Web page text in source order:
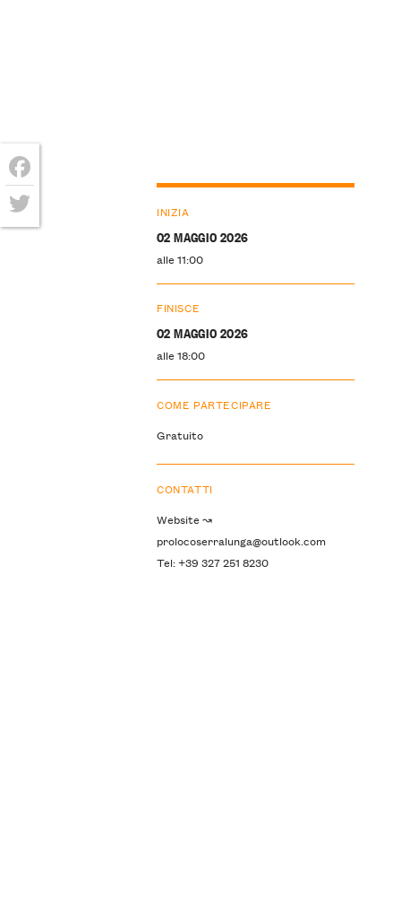
INIZIA
02 MAGGIO 2026
alle 11:00
FINISCE
02 MAGGIO 2026
alle 18:00
COME PARTECIPARE
Gratuito
CONTATTI
Website ↝
prolocoserralunga@outlook.com
Tel: +39 327 251 8230
Facebook
Twitter